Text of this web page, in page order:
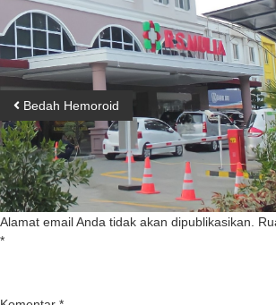
Bedah Hemoroid
Tinggalkan Balasan
Alamat email Anda tidak akan dipublikasikan.
*